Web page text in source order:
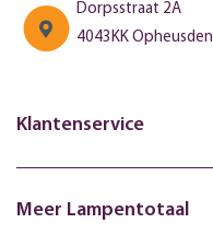
Dorpsstraat 2A
4043KK Opheusden
Klantenservice
Meer Lampentotaal